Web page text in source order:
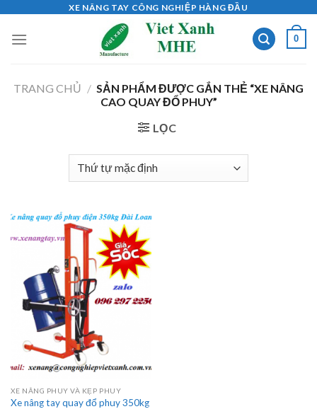
content
XE NÂNG TAY CÔNG NGHIỆP HÀNG ĐẦU
0
TRANG CHỦ / SẢN PHẨM ĐƯỢC GẮN THẺ “XE NÂNG
CAO QUAY ĐỔ PHUY”
LỌC
XE NÂNG PHUY VÀ KẸP PHUY
Xe nâng tay quay đổ phuy 350kg